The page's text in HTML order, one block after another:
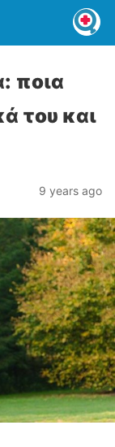
ποια
του και
9 years ago